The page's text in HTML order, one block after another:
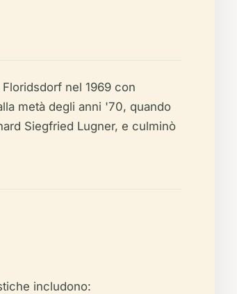
nel 1969 con
metà degli anni '70, quando
Siegfried Lugner, e culminò
includono: